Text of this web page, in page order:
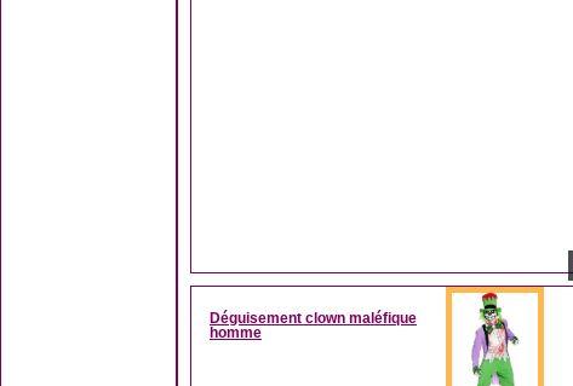
Déguisement clown maléfique
homme